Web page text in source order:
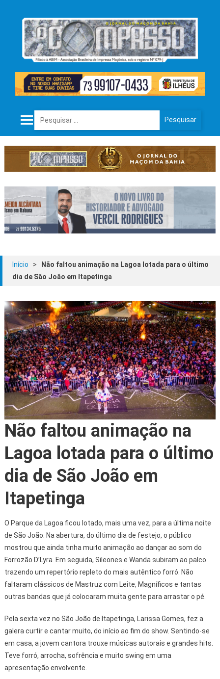
Pesquisar por:
Início >
Não faltou animação na Lagoa lotada para o último
dia de São João em Itapetinga
Não faltou animação na
Lagoa lotada para o último
dia de São João em
Itapetinga
O Parque da Lagoa ficou lotado, mais uma vez, para a última noite
de São João. Na abertura, do último dia de festejo, o público
mostrou que ainda tinha muito animação ao dançar ao som do
Forrozão D’Lyra. Em seguida, Sileones e Wanda subiram ao palco
trazendo um repertório repleto do mais autêntico forró. Não
faltaram clássicos de Mastruz com Leite, Magníficos e tantas
outras bandas que já colocaram muita gente para arrastar o pé.
Pela sexta vez no São João de Itapetinga, Larissa Gomes, fez a
galera curtir e cantar muito, do início ao fim do show. Sentindo-se
em casa, a jovem cantora trouxe músicas autorais e grandes hits.
Teve forró, arrocha, sofrência e muito swing em uma
apresentação envolvente.